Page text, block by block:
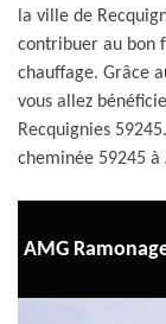
la ville de
contribuer au bon
chauffage. Grâce
vous allez
Recquignies
cheminée 59245 à
AMG